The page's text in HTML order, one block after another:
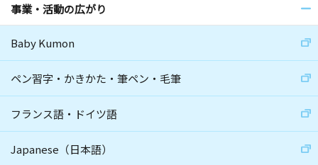
事業・活動の広がり
Baby Kumon
ペン習字・かきかた・筆ペン・毛筆
フランス語・ドイツ語
Japanese（日本語）